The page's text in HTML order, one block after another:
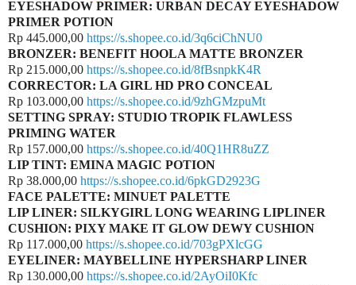
EYESHADOW PRIMER: URBAN DECAY EYESHADOW
PRIMER POTION
Rp 445.000,00 https://s.shopee.co.id/3q6ciChNU0
BRONZER: BENEFIT HOOLA MATTE BRONZER
Rp 215.000,00 https://s.shopee.co.id/8fBsnpkK4R
CORRECTOR: LA GIRL HD PRO CONCEAL
Rp 103.000,00 https://s.shopee.co.id/9zhGMzpuMt
SETTING SPRAY: STUDIO TROPIK FLAWLESS
PRIMING WATER
Rp 157.000,00 https://s.shopee.co.id/40Q1HR8uZZ
LIP TINT: EMINA MAGIC POTION
Rp 38.000,00 https://s.shopee.co.id/6pkGD2923G
FACE PALETTE: MINUET PALETTE
LIP LINER: SILKYGIRL LONG WEARING LIPLINER
CUSHION: PIXY MAKE IT GLOW DEWY CUSHION
Rp 117.000,00 https://s.shopee.co.id/703gPXlcGG
EYELINER: MAYBELLINE HYPERSHARP LINER
Rp 130.000,00 https://s.shopee.co.id/2AyOiI0Kfc